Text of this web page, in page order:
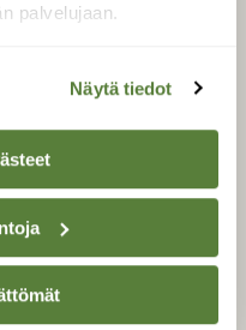
palvelujaan.
Näytä tiedot
Luonto -lehden
.